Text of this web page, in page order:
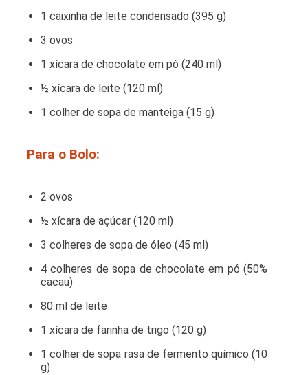
1 caixinha de leite condensado (395 g)
3 ovos
1 xícara de chocolate em pó (240 ml)
½ xícara de leite (120 ml)
1 colher de sopa de manteiga (15 g)
Para o Bolo:
2 ovos
½ xícara de açúcar (120 ml)
3 colheres de sopa de óleo (45 ml)
4 colheres de sopa de chocolate em pó (50%
cacau)
80 ml de leite
1 xícara de farinha de trigo (120 g)
1 colher de sopa rasa de fermento químico (10
g)